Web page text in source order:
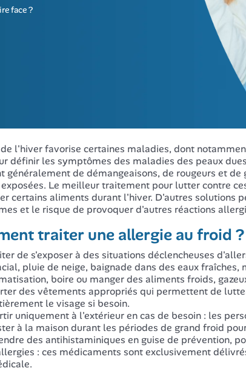
face ?
l'hiver favorise certaines maladies, dont
définir les symptômes des maladies des peaux
généralement de démangeaisons, de rougeurs et
Le meilleur traitement pour lutter contre
certains aliments durant l'hiver. D'autres solutions
et le risque de provoquer d'autres réactions
traiter une allergie au froid ?
de s'exposer à des situations déclencheuses
pluie de neige, baignade dans des eaux
boire ou manger des aliments froids,
des vêtements appropriés qui permettent de
le visage si besoin.
uniquement à l'extérieur en cas de besoin : les
à la maison durant les périodes de grand froid
des antihistaminiques en guise de prévention,
: ces médicaments sont exclusivement